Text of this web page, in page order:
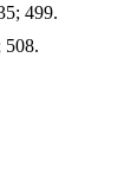
499.
508.